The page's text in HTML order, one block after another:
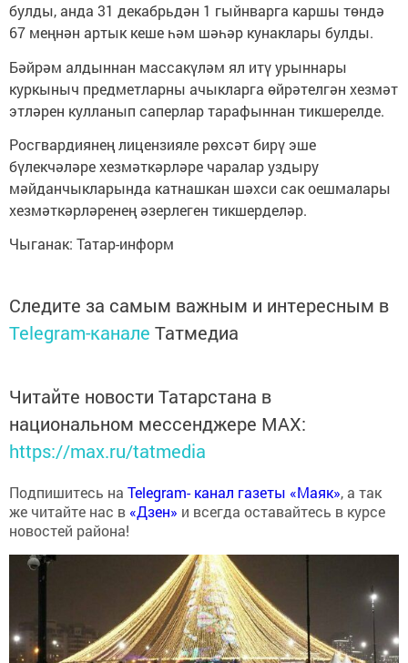
булды, анда 31 декабрьдән 1 гыйнварга каршы төндә
67 меңнән артык кеше һәм шәһәр кунаклары булды.
Бәйрәм алдыннан массакүләм ял итү урыннары
куркыныч предметларны ачыкларга өйрәтелгән хезмәт
этләрен кулланып саперлар тарафыннан тикшерелде.
Росгвардиянең лицензияле рөхсәт бирү эше
бүлекчәләре хезмәткәрләре чаралар уздыру
мәйданчыкларында катнашкан шәхси сак оешмалары
хезмәткәрләренең әзерлеген тикшерделәр.
Чыганак: Татар-информ
Следите за самым важным и интересным в
Telegram-канале Татмедиа
Читайте новости Татарстана в
национальном мессенджере MАХ:
https://max.ru/tatmedia
Подпишитесь на Telegram- канал газеты «Маяк», а так
же читайте нас в «Дзен» и всегда оставайтесь в курсе
новостей района!